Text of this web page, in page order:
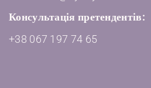
Консультація претендентів:
+38 067 197 74 65